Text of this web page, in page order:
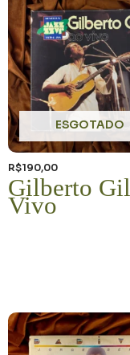
8. Marcos Valle -
9. Paulo Diniz -
10. Antônio
11. Jorge Ben e
12. Trio Mocotó
ESGOTADO
R$190,00
Gilberto
Vivo